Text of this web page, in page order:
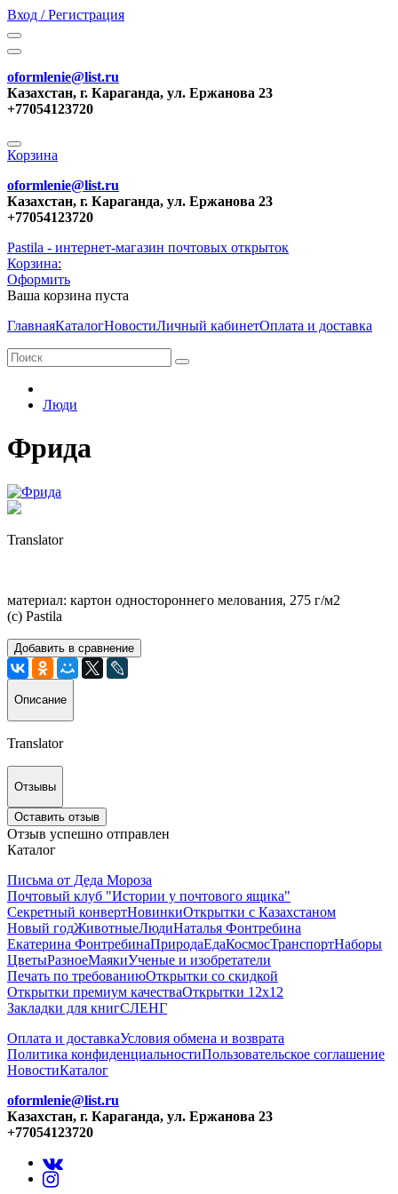
Вход / Регистрация
oformlenie@list.ru
Казахстан, г. Караганда, ул. Ержанова 23
+77054123720
Корзина
oformlenie@list.ru
Казахстан, г. Караганда, ул. Ержанова 23
+77054123720
Pastila - интернет-магазин почтовых открыток
Корзина:
Оформить
Ваша корзина пуста
ГлавнаяКаталогНовостиЛичный кабинетОплата и доставка
Люди
Фрида
Translator
материал: картон одностороннего мелования, 275 г/м2
(с) Pastila
Добавить в сравнение
Описание
Translator
Отзывы
Оставить отзыв
Отзыв успешно отправлен
Каталог
Письма от Деда Мороза
Почтовый клуб "Истории у почтового ящика"
Секретный конвертНовинкиОткрытки с Казахстаном
Новый годЖивотныеЛюдиНаталья Фонтребина
Екатерина ФонтребинаПриродаЕдаКосмосТранспортНаборы
ЦветыРазноеМаякиУченые и изобретатели
Печать по требованиюОткрытки со скидкой
Открытки премиум качестваОткрытки 12х12
Закладки для книгСЛЕНГ
Оплата и доставкаУсловия обмена и возврата
Политика конфиденциальностиПользовательское соглашение
НовостиКаталог
oformlenie@list.ru
Казахстан, г. Караганда, ул. Ержанова 23
+77054123720